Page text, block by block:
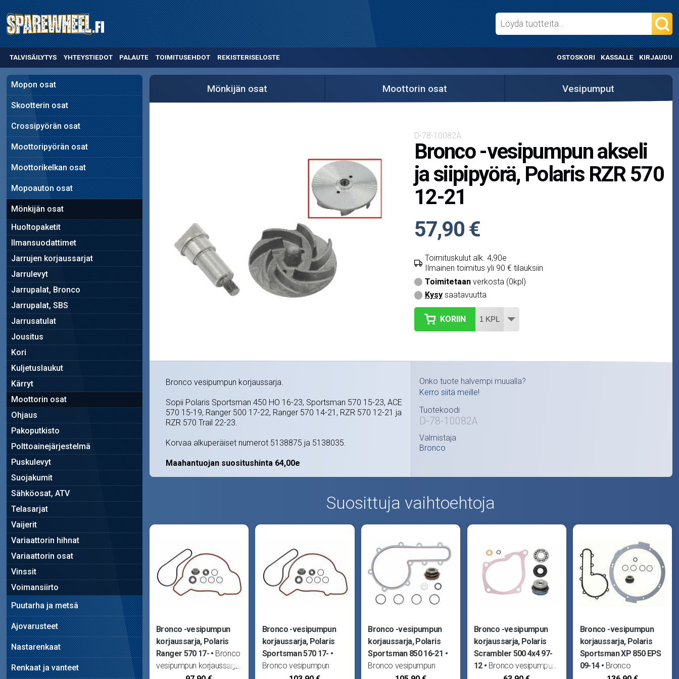
TALVISÄILYTYS YHTEYSTIEDOT PALAUTE TOIMITUSEHDOT REKISTERISELOSTE OSTOSKORI KASSALLE KIRJAUDU
Mopon osat
Skootterin osat
Crossipyörän osat
Moottoripyörän osat
Moottorikelkan osat
Mopoauton osat
Mönkijän osat
Huoltopaketit
Ilmansuodattimet
Jarrujen korjaussarjat
Jarrulevyt
Jarrupalat, Bronco
Jarrupalat, SBS
Jarrusatulat
Jousitus
Kori
Kuljetuslaukut
Kärryt
Moottorin osat
Ohjaus
Pakoputkisto
Polttoainejärjestelmä
Puskulevyt
Suojakumit
Sähköosat, ATV
Telasarjat
Vaijerit
Variaattorin hihnat
Variaattorin osat
Vinssit
Voimansiirto
Puutarha ja metsä
Ajovarusteet
Nastarenkaat
Renkaat ja vanteet
Mönkijän osat Moottorin osat Vesipumput
D-78-10082A
Bronco -vesipumpun akseli
ja siipipyörä, Polaris RZR 570
12-21
57,90 €
Toimituskulut alk. 4,90e
Ilmainen toimitus yli 90 € tilauksiin
Toimitetaanverkosta (0kpl)
Kysysaatavuutta
KORIIN
Bronco vesipumpun korjaussarja.
Sopii Polaris Sportsman 450 HO 16-23, Sportsman 570 15-23, ACE
570 15-19, Ranger 500 17-22, Ranger 570 14-21, RZR 570 12-21 ja
RZR 570 Trail 22-23.
Korvaa alkuperäiset numerot 5138875 ja 5138035.
Maahantuojan suositushinta 64,00e
Onko tuote halvempi muualla?
Kerro siitä meille!
Tuotekoodi
D-78-10082A
Valmistaja
Bronco
Suosittuja vaihtoehtoja
Bronco -vesipumpun
korjaussarja, Polaris
Ranger 570 17-
Bronco
vesipumpun korjaussarja.
Bronco -vesipumpun
korjaussarja, Polaris
Sportsman 570 17-
Bronco vesipumpun
Bronco -vesipumpun
korjaussarja, Polaris
Sportsman 850 16-21
Bronco vesipumpun
Bronco -vesipumpun
korjaussarja, Polaris
Scrambler 500 4x4 97-
12
Bronco vesipumpun
Bronco -vesipumpun
korjaussarja, Polaris
Sportsman XP 850 EPS
09-14
Bronco